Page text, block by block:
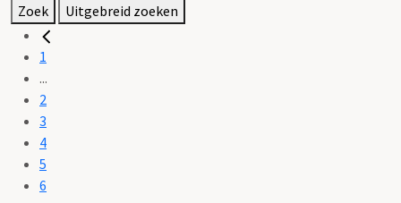
Zoek Uitgebreid zoeken
1
...
2
3
4
5
6